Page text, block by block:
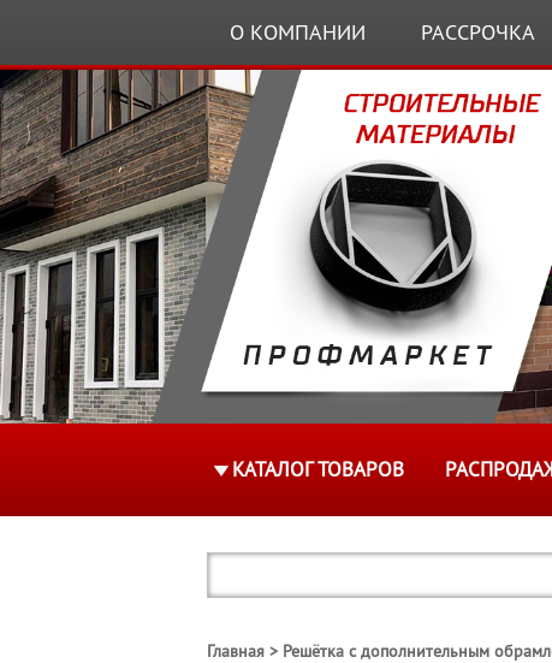
О КОМПАНИИ РАССРОЧКА
КАТАЛОГ ТОВАРОВ
Главная Решётка с дополнительным